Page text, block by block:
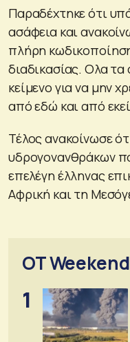
Παραδέχτηκε ότι
ασάφεια και
πλήρη
διαδικασίας. Ολα
κείμενο για να μην
από εδώ και από
Τέλος ανακοίνωσε
υδρογονανθράκων
επελέγη έλληνας
Αφρική και τη
OT Weekend
1